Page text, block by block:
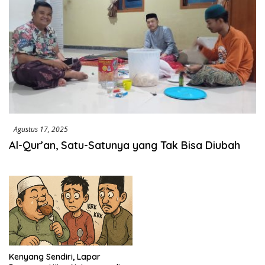
Agustus 17, 2025
Al-Qur’an, Satu-Satunya yang Tak Bisa Diubah
Kenyang Sendiri, Lapar